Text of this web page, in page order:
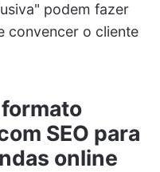
podem fazer
convencer o cliente
SEO para
online